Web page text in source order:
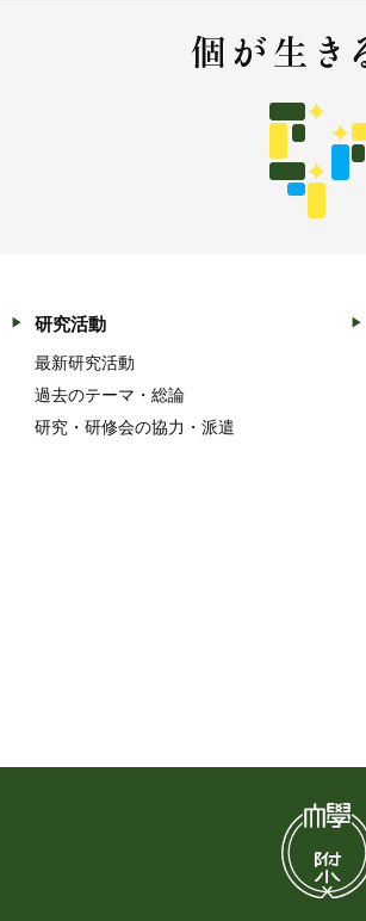
研究活動
最新研究活動
過去のテーマ・総論
研究・研修会の協力・派遣